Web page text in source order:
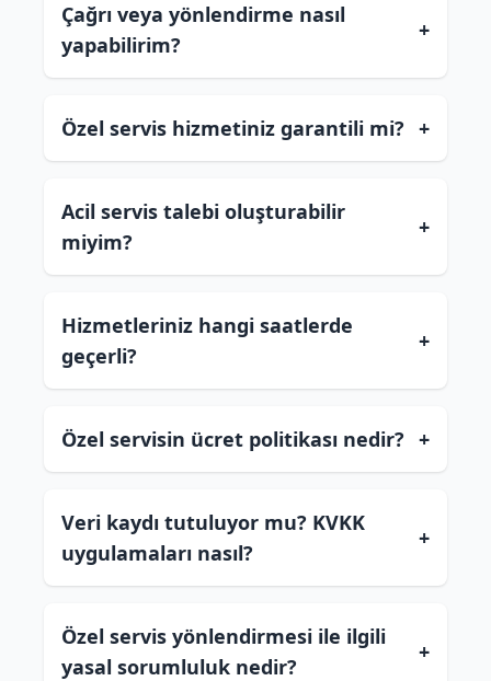
Çağrı veya yönlendirme nasıl
yapabilirim?
+
Özel servis hizmetiniz garantili mi? +
Acil servis talebi oluşturabilir
miyim?
+
Hizmetleriniz hangi saatlerde
geçerli?
+
Özel servisin ücret politikası nedir? +
Veri kaydı tutuluyor mu? KVKK
uygulamaları nasıl?
+
Özel servis yönlendirmesi ile ilgili
yasal sorumluluk nedir?
+